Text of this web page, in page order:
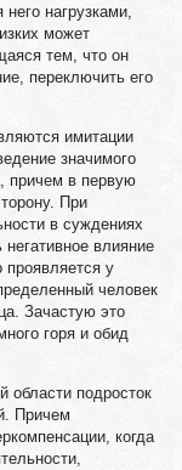
нагрузками,
может
тем, что он
переключить его
имитации
значимого
причем в первую
При
в суждениях
влияние
проявляется у
человек
Зачастую это
горя и обид
области подросток
Причем
когда